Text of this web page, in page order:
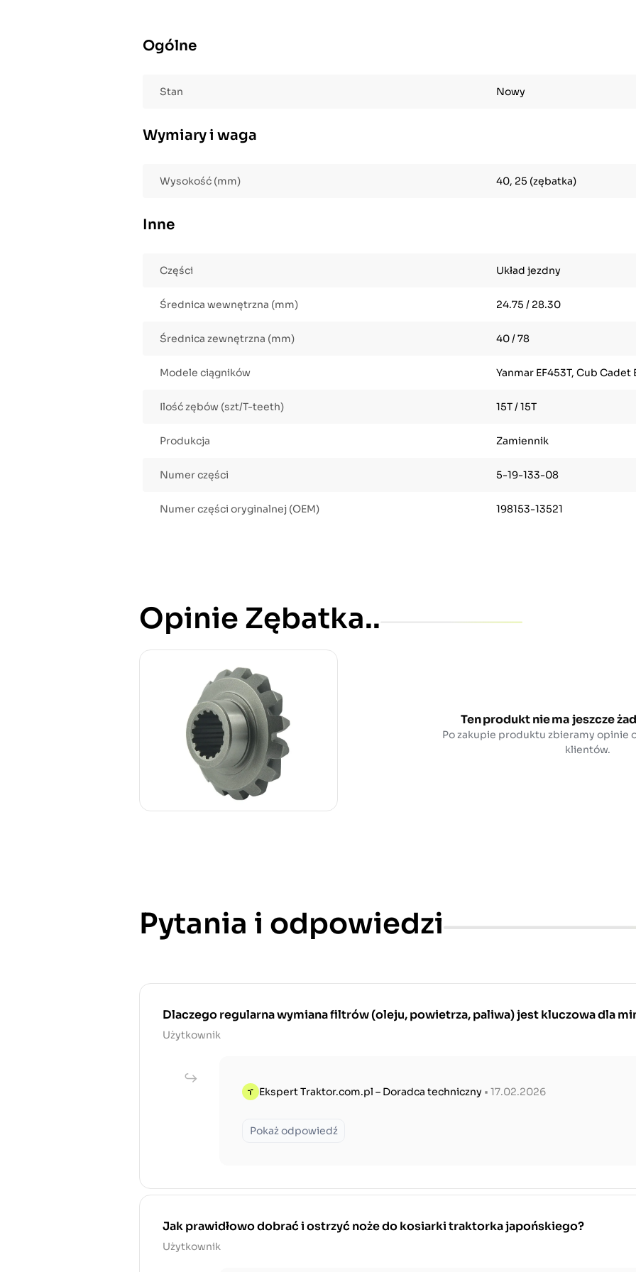
Ogólne
Stan Nowy
Wymiary i waga
Wysokość (mm) 40, 25 (zębatka)
Inne
Części Układ jezdny
Średnica wewnętrzna (mm) 24.75 / 28.30
Średnica zewnętrzna (mm) 40 / 78
Modele ciągników Yanmar EF453T, Cub Cadet
Ilość zębów (szt/T-teeth) 15T / 15T
Produkcja Zamiennik
Numer części 5-19-133-08
Numer części oryginalnej (OEM) 198153-13521
Opinie Zębatka..
Ten produkt nie ma jeszcze
Po zakupie produktu zbieramy opinie
klientów.
Pytania i odpowiedzi
Dlaczego regularna wymiana filtrów (oleju, powietrza, paliwa) jest kluczowa dla
Użytkownik
Ekspert Traktor.com.pl – Doradca techniczny • 17.02.2026
Pokaż odpowiedź
Jak prawidłowo dobrać i ostrzyć noże do kosiarki traktorka japońskiego?
Użytkownik